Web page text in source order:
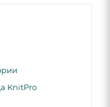
KnitPro